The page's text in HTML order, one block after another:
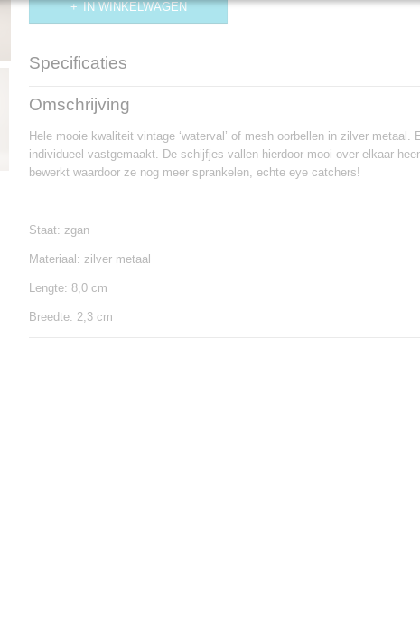
IN WINKELWAGEN
Specificaties
Productcode
Omschrijving
Hele mooie kwaliteit vintage ‘waterval’ of mesh oorbellen in zilver metaal.
individueel vastgemaakt. De schijfjes vallen hierdoor mooi over elkaar
bewerkt waardoor ze nog meer sprankelen, echte eye catchers!
Staat: zgan
Materiaal: zilver metaal
Lengte: 8,0 cm
Breedte: 2,3 cm